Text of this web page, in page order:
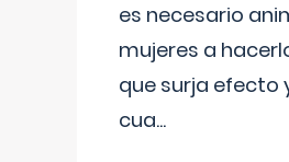
es necesario
mujeres a
que surja efecto
cua...